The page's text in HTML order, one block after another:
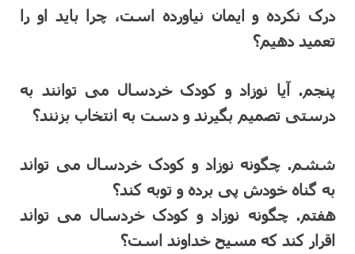
درک نکرده و ایمان نیاورده است، چرا باید او را
تعمید دهیم؟
پنجم. آیا نوزاد و کودک خردسال می توانند به
درستی تصمیم بگیرند و دست به انتخاب بزنند؟
ششم. چگونه نوزاد و کودک خردسال می تواند
به گناه خودش پی برده و توبه کند؟
هفتم. چگونه نوزاد و کودک خردسال می تواند
اقرار کند که مسیح خداوند است؟